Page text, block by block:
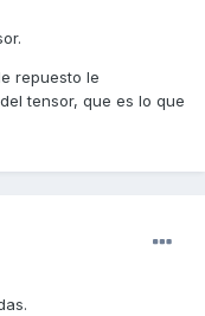
repuesto le
tensor, que es lo que